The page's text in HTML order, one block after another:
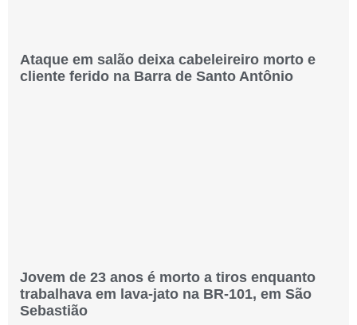
Ataque em salão deixa cabeleireiro morto e
cliente ferido na Barra de Santo Antônio
Jovem de 23 anos é morto a tiros enquanto
trabalhava em lava-jato na BR-101, em São
Sebastião